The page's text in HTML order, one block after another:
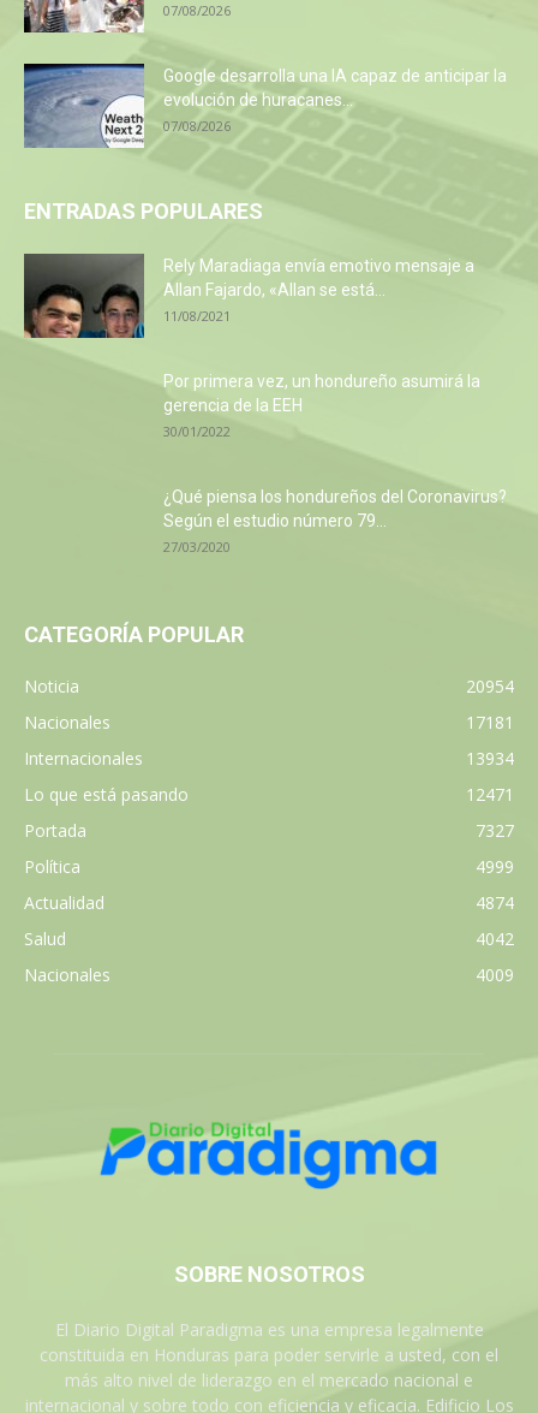
07/08/2026
Google desarrolla una IA capaz de anticipar la
evolución de huracanes...
07/08/2026
ENTRADAS POPULARES
Rely Maradiaga envía emotivo mensaje a
Allan Fajardo, «Allan se está...
11/08/2021
Por primera vez, un hondureño asumirá la
gerencia de la EEH
30/01/2022
¿Qué piensa los hondureños del Coronavirus?
Según el estudio número 79...
27/03/2020
CATEGORÍA POPULAR
Noticia
20954
Nacionales
17181
Internacionales
13934
Lo que está pasando
12471
Portada
7327
Política
4999
Actualidad
4874
Salud
4042
Nacionales
4009
SOBRE NOSOTROS
El Diario Digital Paradigma es una empresa legalmente
constituida en Honduras para poder servirle a usted, con el
más alto nivel de liderazgo en el mercado nacional e
internacional y sobre todo con eficiencia y eficacia. Edificio Los